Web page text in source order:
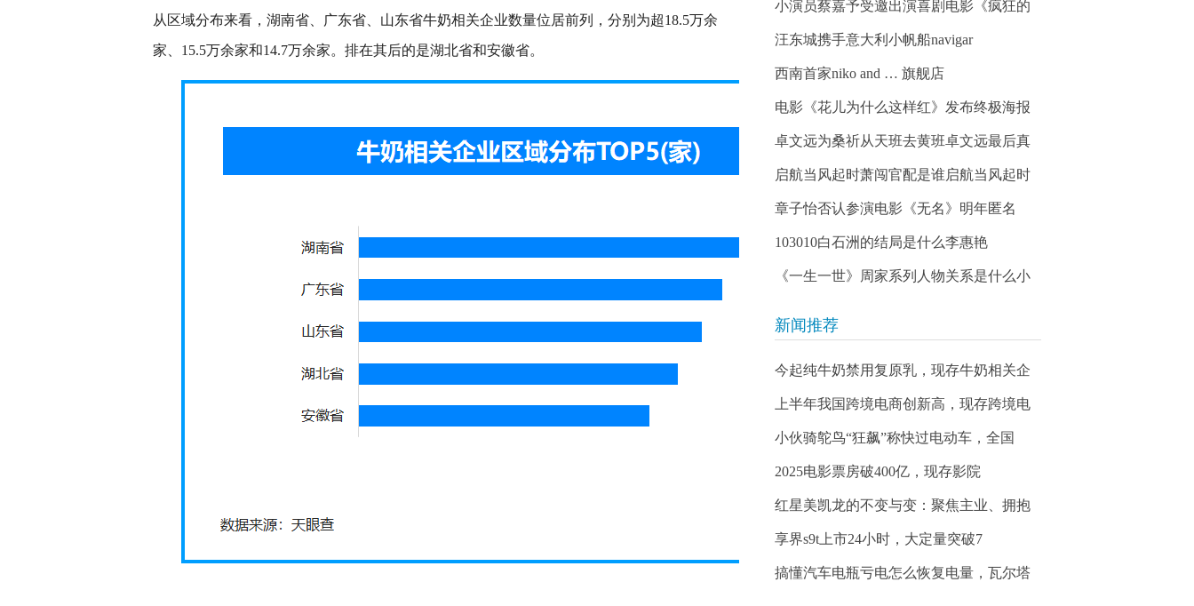
从区域分布来看，湖南省、广东省、山东省牛奶相关企业数量位居前列，分别为超18.5万余
家、15.5万余家和14.7万余家。排在其后的是湖北省和安徽省。
小演员蔡嘉予受邀出演喜剧电影《疯狂的
汪东城携手意大利小帆船navigar
西南首家niko and … 旗舰店
电影《花儿为什么这样红》发布终极海报
卓文远为桑祈从天班去黄班卓文远最后真
启航当风起时萧闯官配是谁启航当风起时
章子怡否认参演电影《无名》明年匿名
103010白石洲的结局是什么李惠艳
《一生一世》周家系列人物关系是什么小
新闻推荐
今起纯牛奶禁用复原乳，现存牛奶相关企
上半年我国跨境电商创新高，现存跨境电
小伙骑鸵鸟“狂飙”称快过电动车，全国
2025电影票房破400亿，现存影院
红星美凯龙的不变与变：聚焦主业、拥抱
享界s9t上市24小时，大定量突破7
搞懂汽车电瓶亏电怎么恢复电量，瓦尔塔